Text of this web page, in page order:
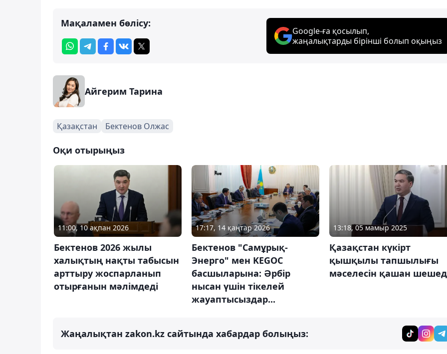
Мақаламен бөлісу:
Google-ға қосылып,
жаңалықтарды бірінші болып оқыңыз
Айгерим Тарина
Қазақстан Бектенов Олжас
Оқи отырыңыз
11:00, 10 ақпан 2026
Бектенов 2026 жылы
халықтың нақты табысын
арттыру жоспарланып
отырғанын мәлімдеді
17:17, 14 қаңтар 2026
Бектенов "Самұрық-
Энерго" мен KEGOC
басшыларына: Әрбір
нысан үшін тікелей
жауаптысыздар...
13:18, 05 мамыр 2025
Қазақстан күкірт
қышқылы тапшылығы
мәселесін қашан
Жаңалықтан zakon.kz сайтында хабардар болыңыз: